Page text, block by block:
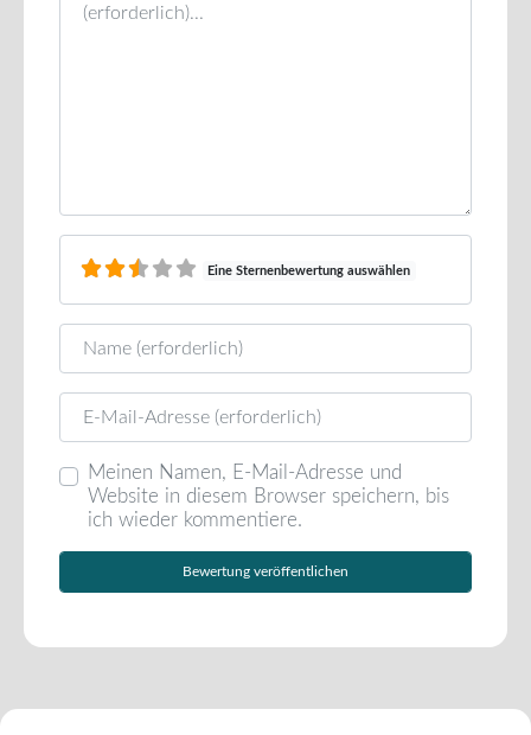
Eine Sternenbewertung auswählen
Name
E-Mail
Meinen Namen, E-Mail-Adresse und
Website in diesem Browser speichern, bis
ich wieder kommentiere.